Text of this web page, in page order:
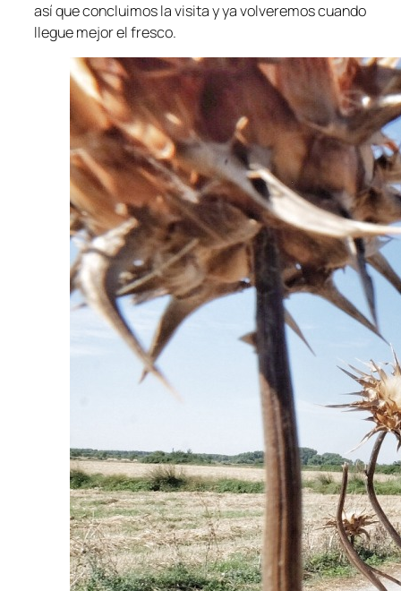
así que concluimos la visita y ya volveremos cuando
llegue mejor el fresco.